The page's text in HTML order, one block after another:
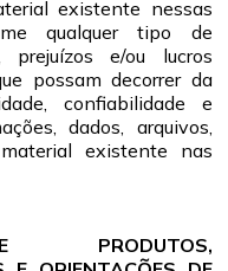
existente nessas
qualquer tipo de
prejuízos e/ou lucros
possam decorrer da
confiabilidade e
dados, arquivos,
existente nas
PRODUTOS,